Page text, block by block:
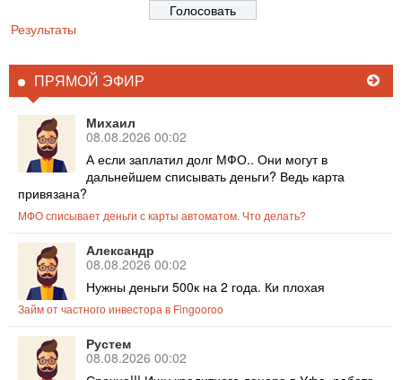
Результаты
ПРЯМОЙ ЭФИР
Михаил
08.08.2026 00:02
А если заплатил долг МФО.. Они могут в
дальнейшем списывать деньги? Ведь карта
привязана?
МФО списывает деньги с карты автоматом. Что делать?
Александр
08.08.2026 00:02
Нужны деньги 500к на 2 года. Ки плохая
Займ от частного инвестора в Fingooroo
Рустем
08.08.2026 00:02